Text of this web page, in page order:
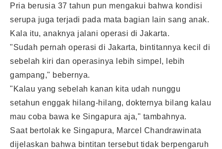
Pria berusia 37 tahun pun mengakui bahwa kondisi
serupa juga terjadi pada mata bagian lain sang anak.
Kala itu, anaknya jalani operasi di Jakarta.
"Sudah pernah operasi di Jakarta, bintitannya kecil di
sebelah kiri dan operasinya lebih simpel, lebih
gampang," bebernya.
"Kalau yang sebelah kanan kita udah nunggu
setahun enggak hilang-hilang, dokternya bilang kalau
mau coba bawa ke Singapura aja," tambahnya.
Saat bertolak ke Singapura, Marcel Chandrawinata
dijelaskan bahwa bintitan tersebut tidak berpengaruh